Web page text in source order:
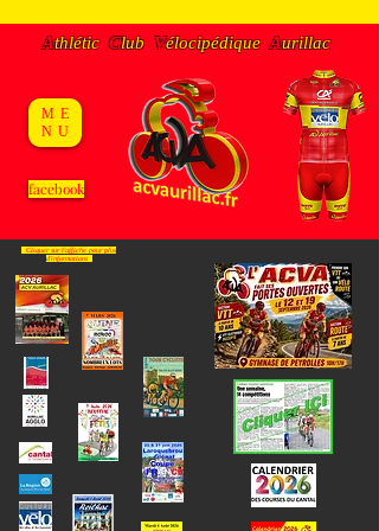
ME
NU
facebook
Athlétic Club Vélocipédique Aurillac
Cliquer sur l'affiche pour plus
d'informations